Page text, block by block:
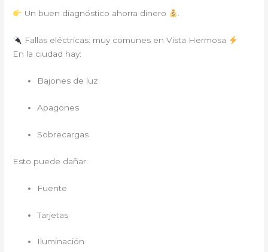
Un buen diagnóstico ahorra dinero .
Fallas eléctricas: muy comunes en Vista Hermosa
En la ciudad hay:
Bajones de luz
Apagones
Sobrecargas
Esto puede dañar:
Fuente
Tarjetas
Iluminación